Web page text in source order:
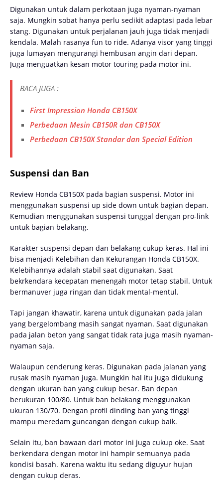
Digunakan untuk dalam perkotaan juga nyaman-nyaman
saja. Mungkin sobat hanya perlu sedikit adaptasi pada lebar
stang. Digunakan untuk perjalanan jauh juga tidak menjadi
kendala. Malah rasanya fun to ride. Adanya visor yang tinggi
juga lumayan mengurangi hembusan angin dari depan.
Juga menguatkan kesan motor touring pada motor ini.
BACA JUGA :
First Impression Honda CB150X
Perbedaan Mesin CB150R dan CB150X
Perbedaan CB150X Standar dan Special Edition
Suspensi dan Ban
Review Honda CB150X pada bagian suspensi. Motor ini
menggunakan suspensi up side down untuk bagian depan.
Kemudian menggunakan suspensi tunggal dengan pro-link
untuk bagian belakang.
Karakter suspensi depan dan belakang cukup keras. Hal ini
bisa menjadi Kelebihan dan Kekurangan Honda CB150X.
Kelebihannya adalah stabil saat digunakan. Saat
bekrkendara kecepatan menengah motor tetap stabil. Untuk
bermanuver juga ringan dan tidak mental-mentul.
Tapi jangan khawatir, karena untuk digunakan pada jalan
yang bergelombang masih sangat nyaman. Saat digunakan
pada jalan beton yang sangat tidak rata juga masih nyaman-
nyaman saja.
Walaupun cenderung keras. Digunakan pada jalanan yang
rusak masih nyaman juga. Mungkin hal itu juga didukung
dengan ukuran ban yang cukup besar. Ban depan
berukuran 100/80. Untuk ban belakang menggunakan
ukuran 130/70. Dengan profil dinding ban yang tinggi
mampu meredam guncangan dengan cukup baik.
Selain itu, ban bawaan dari motor ini juga cukup oke. Saat
berkendara dengan motor ini hampir semuanya pada
kondisi basah. Karena waktu itu sedang diguyur hujan
dengan cukup deras.